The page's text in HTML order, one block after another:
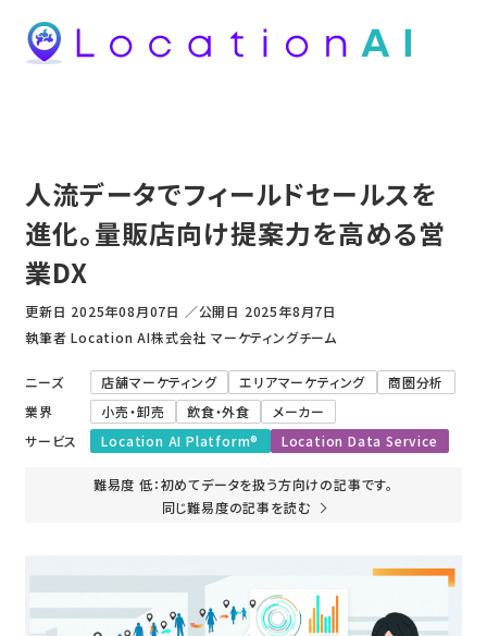
人流データでフィールドセールスを
進化。量販店向け提案力を高める営
業DX
更新日 2025年08月07日 ／公開日 2025年8月7日
執筆者 Location AI株式会社 マーケティングチーム
ニーズ 店舗マーケティング エリアマーケティング
商圏分析
業界
小売・卸売 飲食・外食
メーカー
サービス
Location AI Platform® Location Data Service
難易度 低：初めてデータを扱う方向けの記事です。
同じ難易度の記事を読む